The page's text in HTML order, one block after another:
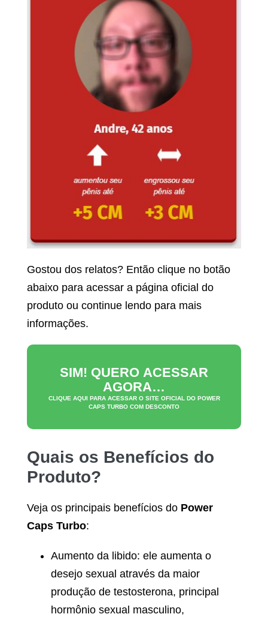
Gostou dos relatos? Então clique no botão
abaixo para acessar a página oficial do
produto ou continue lendo para mais
informações.
SIM! QUERO ACESSAR
AGORA…
CLIQUE AQUI PARA ACESSAR O SITE OFICIAL DO POWER
CAPS TURBO COM DESCONTO
Quais os Benefícios do
Produto?
Veja os principais benefícios do Power
Caps Turbo:
Aumento da libido: ele aumenta o
desejo sexual através da maior
produção de testosterona, principal
hormônio sexual masculino,